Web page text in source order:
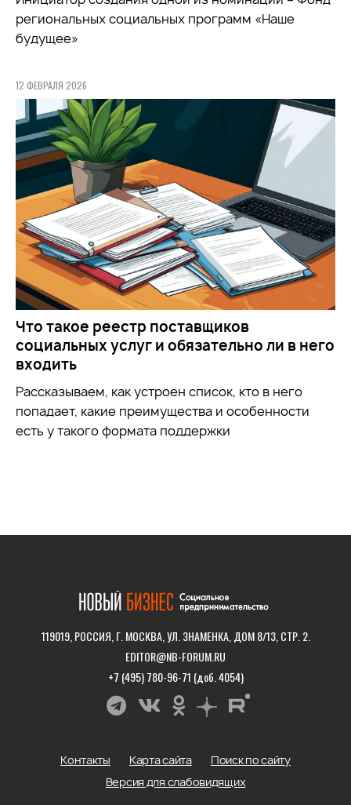
региональных социальных программ «Наше
будущее»
12 ФЕВРАЛЯ 2026
Что такое реестр поставщиков
социальных услуг и обязательно ли в него
входить
Рассказываем, как устроен список, кто в него
попадает, какие преимущества и особенности
есть у такого формата поддержки
119019, РОССИЯ, Г. МОСКВА, УЛ. ЗНАМЕНКА, ДОМ 8/13, СТР. 2.
EDITOR@NB-FORUM.RU
+7 (495) 780-96-71 (доб. 4054)
Контакты Карта сайта
Поиск по сайту
Версия для слабовидящих